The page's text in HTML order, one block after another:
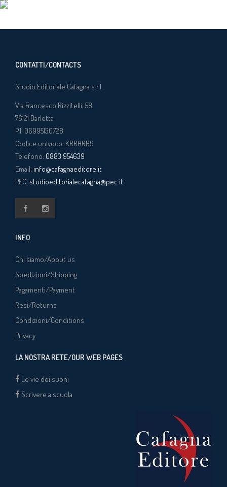
CONTATTI/CONTACTS
Studio Editoriale Cafagna s.r.l.
Via Francesco Rizzitelli, 58
76121 Barletta
P.I. 06995130728
Codice univoco: KRRH6B9
Telefono: 0883.954639
Email: info@cafagnaeditore.it
PEC: studioeditorialecafagna@pec.it
INFO
Chi siamo/About us
Spedizioni/Shipping
Pagamenti/Payment
Resi/Returns
Condizioni/Conditions
Privacy
LA NOSTRA RETE/OUR WEB PAGES
Le vie dei suoni
Scrivere a scuola